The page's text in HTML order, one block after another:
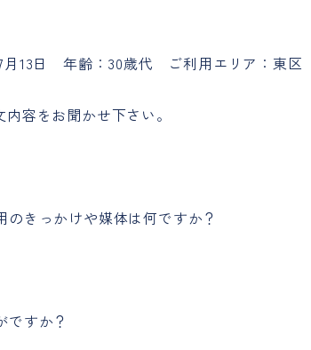
月13日 年齢：30歳代 ご利用エリア：東区
内容をお聞かせ下さい。
のきっかけや媒体は何ですか？
ですか？